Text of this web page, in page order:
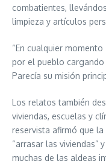
combatientes,
limpieza y artículos
“En cualquier
por el pueblo
Parecía su misión
Los relatos también
viviendas, escuelas y
reservista afirmó que
“arrasar las viviendas”
muchas de las aldeas